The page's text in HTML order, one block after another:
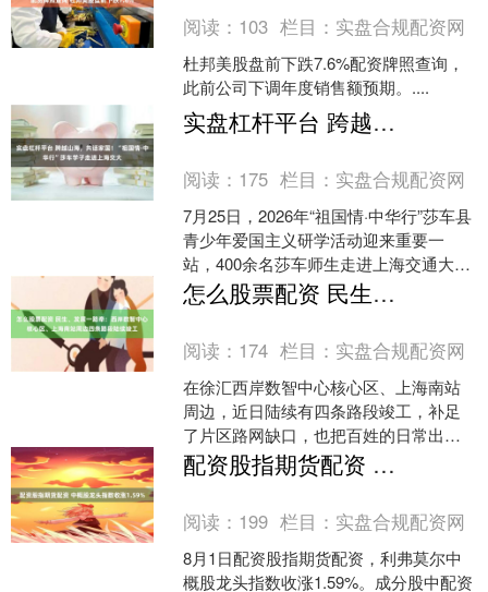
阅读： 103 栏目： 实盘合规配资网
杜邦美股盘前下跌7.6%配资牌照查询，
此前公司下调年度销售额预期。....
实盘杠杆平台 跨越山海，共话家国！“祖国情·中华行”莎车学子走进上海交大
阅读： 175 栏目： 实盘合规配资网
7月25日，2026年“祖国情·中华行”莎车县
青少年爱国主义研学活动迎来重要一
站，400余名莎车师生走进上海交通大
学。作为浦东对口援疆、文化润疆的亮
眼名片，“祖....
怎么股票配资 民生、发展一路牵：西岸数智中心核心区、上海南站周边四条路段陆续竣工
阅读： 174 栏目： 实盘合规配资网
在徐汇西岸数智中心核心区、上海南站
周边，近日陆续有四条路段竣工，补足
了片区路网缺口，也把百姓的日常出
行、家门口的产业发展都织进了更顺畅
的城市日常中。特别是，天钥....
配资股指期货配资 中概股龙头指数收涨1.59%
阅读： 199 栏目： 实盘合规配资网
8月1日配资股指期货配资，利弗莫尔中
概股龙头指数收涨1.59%。成分股中配资